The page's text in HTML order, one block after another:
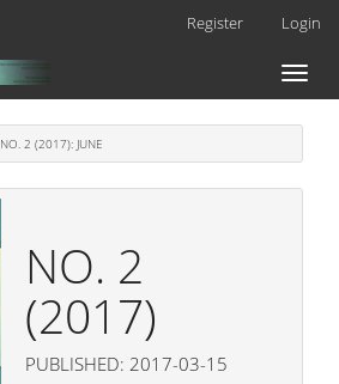
Register Login
Toggle
NO. 2 (2017): JUNE
NO. 2
(2017)
PUBLISHED: 2017-03-15